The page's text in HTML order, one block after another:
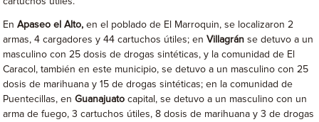
EnApaseo el Alto, en el poblado de El Marroquin, se localizaron 2
armas, 4 cargadores y 44 cartuchos útiles; enVillagránse detuvo a un
masculino con 25 dosis de drogas sintéticas, y la comunidad de El
Caracol, también en este municipio, se detuvo a un masculino con 25
dosis de marihuana y 15 de drogas sintéticas; en la comunidad de
Puentecillas, enGuanajuato capital, se detuvo a un masculino con un
arma de fuego, 3 cartuchos útiles, 8 dosis de marihuana y 3 de drogas